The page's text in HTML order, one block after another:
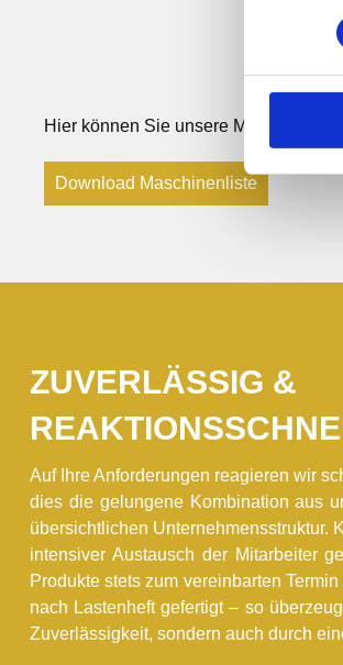
Hier können Sie unsere
Download Maschinenliste
ZUVERLÄSSIG &
Auf Ihre Anforderungen reagieren wir
dies die gelungene Kombination aus
übersichtlichen Unternehmensstruktur.
intensiver Austausch der Mitarbeiter
Produkte stets zum vereinbarten
nach Lastenheft gefertigt – so
Zuverlässigkeit, sondern auch durch